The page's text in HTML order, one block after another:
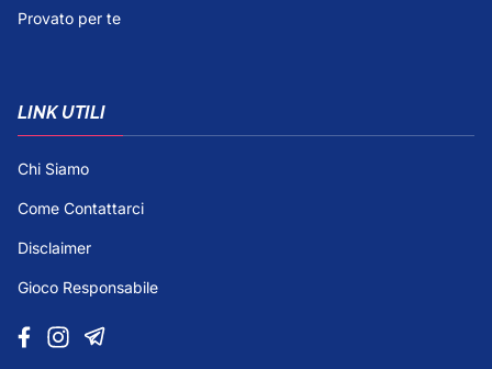
Provato per te
LINK UTILI
Chi Siamo
Come Contattarci
Disclaimer
Gioco Responsabile